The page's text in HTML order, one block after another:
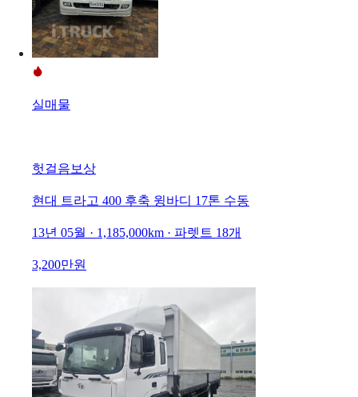
실매물
헛걸음보상
현대 트라고 400 후축 윙바디 17톤 수동
13년 05월 · 1,185,000km · 파렛트 18개
3,200만원